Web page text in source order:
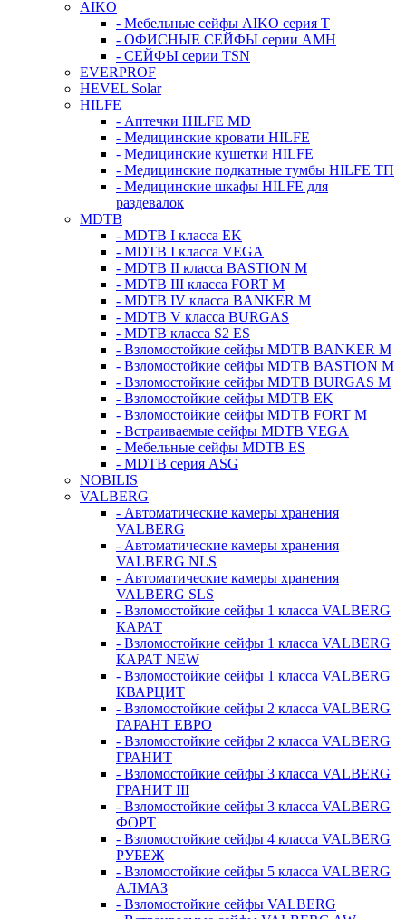
AIKO
- Мебельные сейфы AIKO серия Т
- ОФИСНЫЕ СЕЙФЫ серии AMH
- СЕЙФЫ серии TSN
EVERPROF
HEVEL Solar
HILFE
- Аптечки HILFE MD
- Медицинские кровати HILFE
- Медицинские кушетки HILFE
- Медицинские подкатные тумбы HILFE ТП
- Медицинские шкафы HILFE для
раздевалок
MDTB
- MDTB I класса EK
- MDTB I класса VEGA
- MDTB II класса BASTION M
- MDTB III класса FORT M
- MDTB IV класса BANKER M
- MDTB V класса BURGAS
- MDTB класса S2 ES
- Взломостойкие сейфы MDTB BANKER M
- Взломостойкие сейфы MDTB BASTION M
- Взломостойкие сейфы MDTB BURGAS M
- Взломостойкие сейфы MDTB EK
- Взломостойкие сейфы MDTB FORT M
- Встраиваемые сейфы MDTB VEGA
- Мебельные сейфы MDTB ES
- MDTB серия ASG
NOBILIS
VALBERG
- Автоматические камеры хранения
VALBERG
- Автоматические камеры хранения
VALBERG NLS
- Автоматические камеры хранения
VALBERG SLS
- Взломостойкие сейфы 1 класса VALBERG
КАРАТ
- Взломостойкие сейфы 1 класса VALBERG
КАРАТ NEW
- Взломостойкие сейфы 1 класса VALBERG
КВАРЦИТ
- Взломостойкие сейфы 2 класса VALBERG
ГАРАНТ ЕВРО
- Взломостойкие сейфы 2 класса VALBERG
ГРАНИТ
- Взломостойкие сейфы 3 класса VALBERG
ГРАНИТ III
- Взломостойкие сейфы 3 класса VALBERG
ФОРТ
- Взломостойкие сейфы 4 класса VALBERG
РУБЕЖ
- Взломостойкие сейфы 5 класса VALBERG
АЛМАЗ
- Взломостойкие сейфы VALBERG